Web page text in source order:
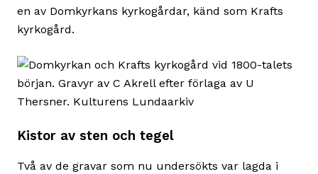
en av Domkyrkans kyrkogårdar, känd som Krafts
kyrkogård.
Kistor av sten och tegel
Två av de gravar som nu undersökts var lagda i